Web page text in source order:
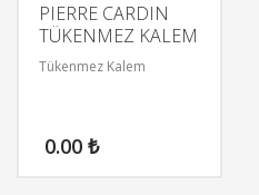
PIERRE CARDIN
TÜKENMEZ KALEM
Tükenmez Kalem
0.00 ₺